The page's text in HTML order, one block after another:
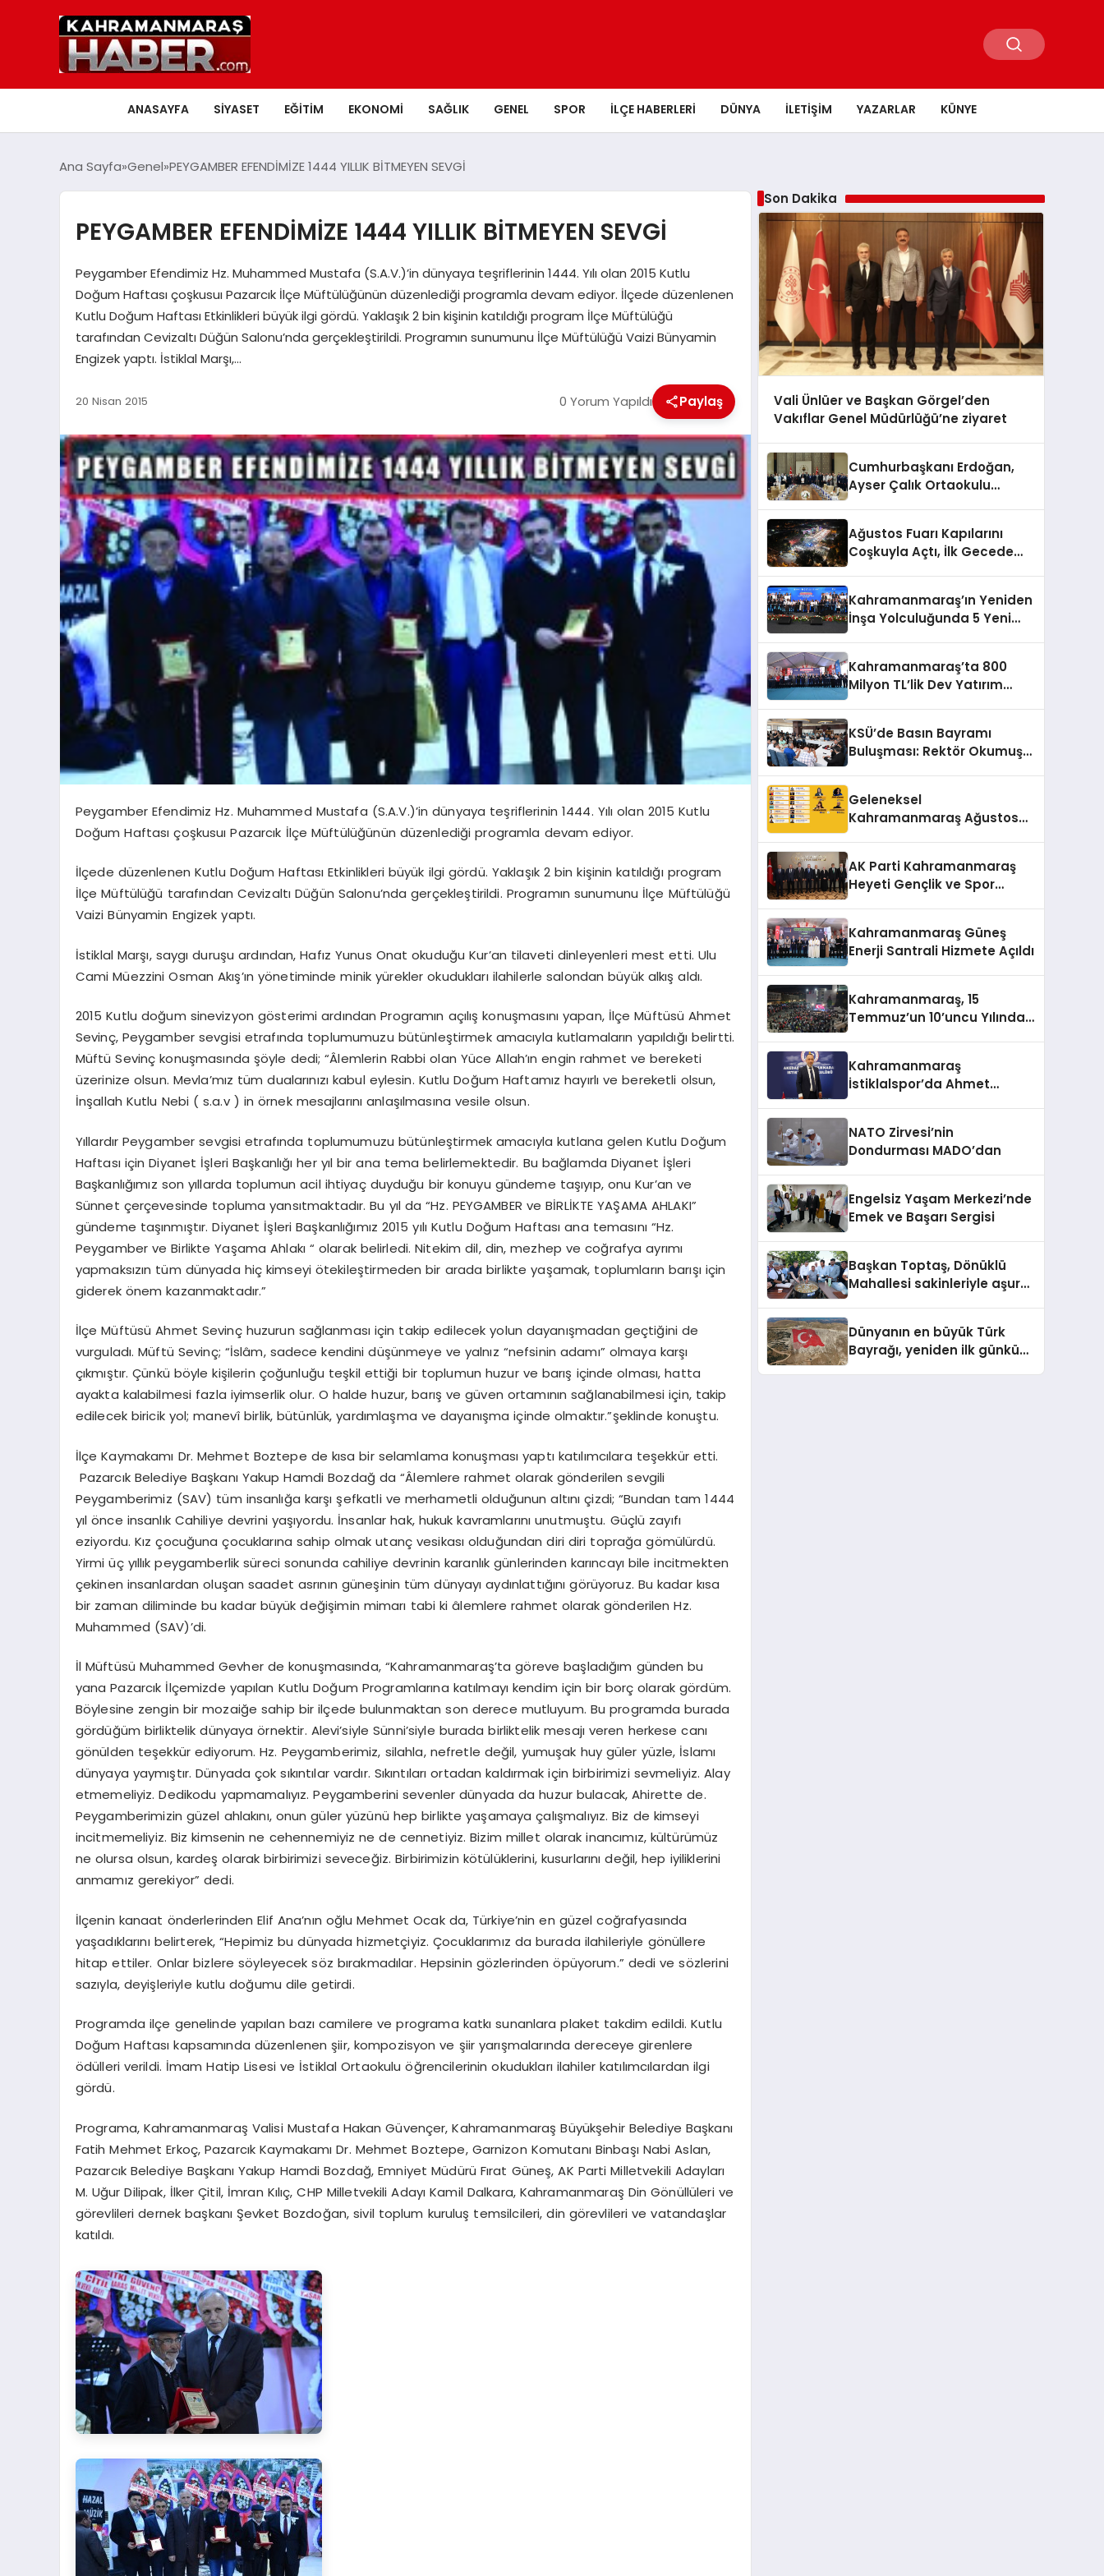
ANASAYFA SIYASET EĞITIM EKONOMI SAĞLIK GENEL SPOR İLÇE HABERLERI DÜNYA İLETIŞIM YAZARLAR KÜNYE
Ana Sayfa Genel PEYGAMBER EFENDİMİZE 1444 YILLIK BİTMEYEN SEVGİ
PEYGAMBER EFENDİMİZE 1444 YILLIK BİTMEYEN SEVGİ
Peygamber Efendimiz Hz. Muhammed Mustafa (S.A.V.)’in dünyaya teşriflerinin 1444. Yılı olan 2015 Kutlu
Doğum Haftası çoşkusuı Pazarcık İlçe Müftülüğünün düzenlediği programla devam ediyor. İlçede düzenlenen
Kutlu Doğum Haftası Etkinlikleri büyük ilgi gördü. Yaklaşık 2 bin kişinin katıldığı program İlçe Müftülüğü
tarafından Cevizaltı Düğün Salonu’nda gerçekleştirildi. Programın sunumunu İlçe Müftülüğü Vaizi Bünyamin
Engizek yaptı. İstiklal Marşı,…
20 Nisan 2015 0 Yorum Yapıldı Paylaş
Peygamber Efendimiz Hz. Muhammed Mustafa (S.A.V.)’in dünyaya teşriflerinin 1444. Yılı olan 2015 Kutlu
Doğum Haftası çoşkusuı Pazarcık İlçe Müftülüğünün düzenlediği programla devam ediyor.
İlçede düzenlenen Kutlu Doğum Haftası Etkinlikleri büyük ilgi gördü. Yaklaşık 2 bin kişinin katıldığı program
İlçe Müftülüğü tarafından Cevizaltı Düğün Salonu’nda gerçekleştirildi. Programın sunumunu İlçe Müftülüğü
Vaizi Bünyamin Engizek yaptı.
İstiklal Marşı, saygı duruşu ardından, Hafız Yunus Onat okuduğu Kur’an tilaveti dinleyenleri mest etti. Ulu
Cami Müezzini Osman Akış’ın yönetiminde minik yürekler okudukları ilahilerle salondan büyük alkış aldı.
2015 Kutlu doğum sinevizyon gösterimi ardından Programın açılış konuşmasını yapan, İlçe Müftüsü Ahmet
Sevinç, Peygamber sevgisi etrafında toplumumuzu bütünleştirmek amacıyla kutlamaların yapıldığı belirtti.
Müftü Sevinç konuşmasında şöyle dedi; “Âlemlerin Rabbi olan Yüce Allah’ın engin rahmet ve bereketi
üzerinize olsun. Mevla’mız tüm dualarınızı kabul eylesin. Kutlu Doğum Haftamız hayırlı ve bereketli olsun,
İnşallah Kutlu Nebi ( s.a.v ) in örnek mesajlarını anlaşılmasına vesile olsun.
Yıllardır Peygamber sevgisi etrafında toplumumuzu bütünleştirmek amacıyla kutlana gelen Kutlu Doğum
Haftası için Diyanet İşleri Başkanlığı her yıl bir ana tema belirlemektedir. Bu bağlamda Diyanet İşleri
Başkanlığımız son yıllarda toplumun acil ihtiyaç duyduğu bir konuyu gündeme taşıyıp, onu Kur’an ve
Sünnet çerçevesinde topluma yansıtmaktadır. Bu yıl da “Hz. PEYGAMBER ve BİRLİKTE YAŞAMA AHLAKI”
gündeme taşınmıştır. Diyanet İşleri Başkanlığımız 2015 yılı Kutlu Doğum Haftası ana temasını “Hz.
Peygamber ve Birlikte Yaşama Ahlakı “ olarak belirledi. Nitekim dil, din, mezhep ve coğrafya ayrımı
yapmaksızın tüm dünyada hiç kimseyi ötekileştirmeden bir arada birlikte yaşamak, toplumların barışı için
giderek önem kazanmaktadır.”
İlçe Müftüsü Ahmet Sevinç huzurun sağlanması için takip edilecek yolun dayanışmadan geçtiğini de
vurguladı. Müftü Sevinç; “İslâm, sadece kendini düşünmeye ve yalnız “nefsinin adamı” olmaya karşı
çıkmıştır. Çünkü böyle kişilerin çoğunluğu teşkil ettiği bir toplumun huzur ve barış içinde olması, hatta
ayakta kalabilmesi fazla iyimserlik olur. O halde huzur, barış ve güven ortamının sağlanabilmesi için, takip
edilecek biricik yol; manevî birlik, bütünlük, yardımlaşma ve dayanışma içinde olmaktır.”şeklinde konuştu.
İlçe Kaymakamı Dr. Mehmet Boztepe de kısa bir selamlama konuşması yaptı katılımcılara teşekkür etti.
Pazarcık Belediye Başkanı Yakup Hamdi Bozdağ da “Âlemlere rahmet olarak gönderilen sevgili
Peygamberimiz (SAV) tüm insanlığa karşı şefkatli ve merhametli olduğunun altını çizdi; “Bundan tam 1444
yıl önce insanlık Cahiliye devrini yaşıyordu. İnsanlar hak, hukuk kavramlarını unutmuştu. Güçlü zayıfı
eziyordu. Kız çocuğuna çocuklarına sahip olmak utanç vesikası olduğundan diri diri toprağa gömülürdü.
Yirmi üç yıllık peygamberlik süreci sonunda cahiliye devrinin karanlık günlerinden karıncayı bile incitmekten
çekinen insanlardan oluşan saadet asrının güneşinin tüm dünyayı aydınlattığını görüyoruz. Bu kadar kısa
bir zaman diliminde bu kadar büyük değişimin mimarı tabi ki âlemlere rahmet olarak gönderilen Hz.
Muhammed (SAV)’di.
İl Müftüsü Muhammed Gevher de konuşmasında, “Kahramanmaraş’ta göreve başladığım günden bu
yana Pazarcık İlçemizde yapılan Kutlu Doğum Programlarına katılmayı kendim için bir borç olarak gördüm.
Böylesine zengin bir mozaiğe sahip bir ilçede bulunmaktan son derece mutluyum. Bu programda burada
gördüğüm birliktelik dünyaya örnektir. Alevi’siyle Sünni’siyle burada birliktelik mesajı veren herkese canı
gönülden teşekkür ediyorum. Hz. Peygamberimiz, silahla, nefretle değil, yumuşak huy güler yüzle, İslamı
dünyaya yaymıştır. Dünyada çok sıkıntılar vardır. Sıkıntıları ortadan kaldırmak için birbirimizi sevmeliyiz. Alay
etmemeliyiz. Dedikodu yapmamalıyız. Peygamberini sevenler dünyada da huzur bulacak, Ahirette de.
Peygamberimizin güzel ahlakını, onun güler yüzünü hep birlikte yaşamaya çalışmalıyız. Biz de kimseyi
incitmemeliyiz. Biz kimsenin ne cehennemiyiz ne de cennetiyiz. Bizim millet olarak inancımız, kültürümüz
ne olursa olsun, kardeş olarak birbirimizi seveceğiz. Birbirimizin kötülüklerini, kusurlarını değil, hep iyiliklerini
anmamız gerekiyor” dedi.
İlçenin kanaat önderlerinden Elif Ana’nın oğlu Mehmet Ocak da, Türkiye’nin en güzel coğrafyasında
yaşadıklarını belirterek, “Hepimiz bu dünyada hizmetçiyiz. Çocuklarımız da burada ilahileriyle gönüllere
hitap ettiler. Onlar bizlere söyleyecek söz bırakmadılar. Hepsinin gözlerinden öpüyorum.” dedi ve sözlerini
sazıyla, deyişleriyle kutlu doğumu dile getirdi.
Programda ilçe genelinde yapılan bazı camilere ve programa katkı sunanlara plaket takdim edildi. Kutlu
Doğum Haftası kapsamında düzenlenen şiir, kompozisyon ve şiir yarışmalarında dereceye girenlere
ödülleri verildi. İmam Hatip Lisesi ve İstiklal Ortaokulu öğrencilerinin okudukları ilahiler katılımcılardan ilgi
gördü.
Programa, Kahramanmaraş Valisi Mustafa Hakan Güvençer, Kahramanmaraş Büyükşehir Belediye Başkanı
Fatih Mehmet Erkoç, Pazarcık Kaymakamı Dr. Mehmet Boztepe, Garnizon Komutanı Binbaşı Nabi Aslan,
Pazarcık Belediye Başkanı Yakup Hamdi Bozdağ, Emniyet Müdürü Fırat Güneş, AK Parti Milletvekili Adayları
M. Uğur Dilipak, İlker Çitil, İmran Kılıç, CHP Milletvekili Adayı Kamil Dalkara, Kahramanmaraş Din Gönüllüleri ve
görevlileri dernek başkanı Şevket Bozdoğan, sivil toplum kuruluş temsilcileri, din görevlileri ve vatandaşlar
katıldı.
Son Dakika
Vali Ünlüer ve Başkan Görgel’den
Vakıflar Genel Müdürlüğü’ne ziyaret
Cumhurbaşkanı Erdoğan,
Ayser Çalık Ortaokulu
Ağustos Fuarı Kapılarını
Coşkuyla Açtı, İlk Gecede
Kahramanmaraş’ın Yeniden
İnşa Yolculuğunda 5 Yeni
Kahramanmaraş’ta 800
Milyon TL’lik Dev Yatırım
KSÜ’de Basın Bayramı
Buluşması: Rektör Okumuş
Geleneksel
Kahramanmaraş Ağustos
AK Parti Kahramanmaraş
Heyeti Gençlik ve Spor
Kahramanmaraş Güneş
Enerji Santrali Hizmete Açıldı
Kahramanmaraş, 15
Temmuz’un 10’uncu Yılında
Kahramanmaraş
İstiklalspor’da Ahmet
NATO Zirvesi’nin
Dondurması MADO’dan
Engelsiz Yaşam Merkezi’nde
Emek ve Başarı Sergisi
Başkan Toptaş, Dönüklü
Mahallesi sakinleriyle aşure
Dünyanın en büyük Türk
Bayrağı, yeniden ilk günkü